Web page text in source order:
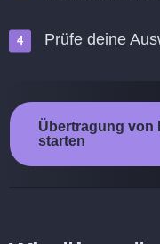
Prüfe deine
Übertragung von
starten